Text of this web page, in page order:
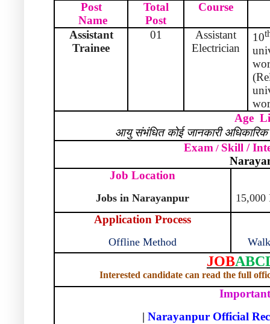
Post
Name
Total
Post
Course
Assistant
Trainee
01
Assistant
Electrician
10
Age
आयु संभंधित कोई जानकारी अधिकारिक
Exam/ Skill /
Job Location
Jobs in Narayanpur 15,000
Application Process
Offline Method
JOB
Interested candidate can read the full
| Narayanpur Official